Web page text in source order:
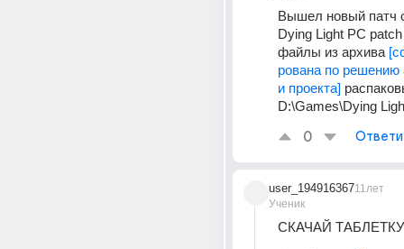
Вышел новый патч
Dying Light PC
файлы из архива
рована по решению
и проекта]
D:\Games\Dying
0
user_194916367
Ученик
11лет
СКАЧАЙ